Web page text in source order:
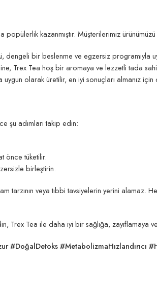
popülerlik kazanmıştır. Müşterilerimiz
dengeli bir beslenme ve egzersiz programıyla
Trex Tea hoş bir aromaya ve lezzetli tada
uygun olarak üretilir, en iyi sonuçları almanız
şu adımları takip edin:
önce tüketilir.
birleştirin.
tarzının veya tıbbi tavsiyelerin yerini alamaz.
Trex Tea ile daha iyi bir sağlığa, zayıflamaya
#DoğalDetoks #MetabolizmaHızlandırıcı